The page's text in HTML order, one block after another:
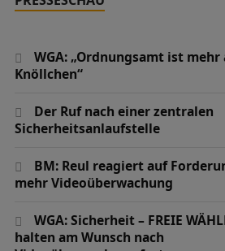
WGA: „Ordnungsamt ist mehr
Knöllchen“
Der Ruf nach einer zentralen
Sicherheitsanlaufstelle
BM: Reul reagiert auf
mehr Videoüberwachung
WGA: Sicherheit – FREIE
halten am Wunsch nach